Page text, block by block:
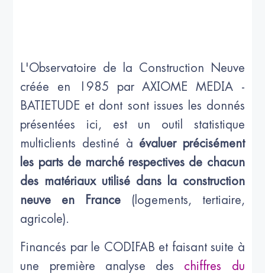
L'Observatoire de la Construction Neuve
créée en 1985 par AXIOME MEDIA -
BATIETUDE et dont sont issues les donnés
présentées ici, est un outil statistique
multiclients destiné à évaluer précisément
les parts de marché respectives de chacun
des matériaux utilisé dans la construction
neuve en France (logements, tertiaire,
agricole).
Financés par le CODIFAB et faisant suite à
une première analyse des chiffres du